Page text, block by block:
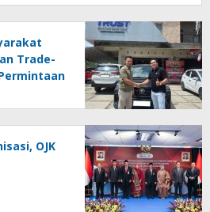
Trade-
OJK